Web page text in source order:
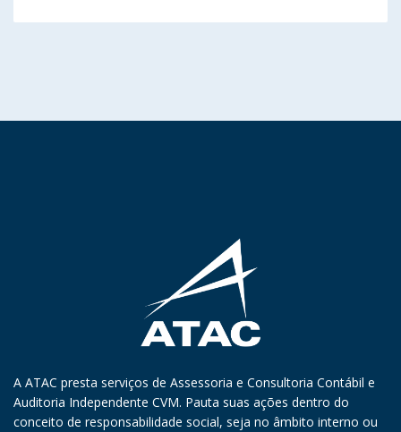
A ATAC presta serviços de Assessoria e Consultoria Contábil e
Auditoria Independente CVM. Pauta suas ações dentro do
conceito de responsabilidade social, seja no âmbito interno ou